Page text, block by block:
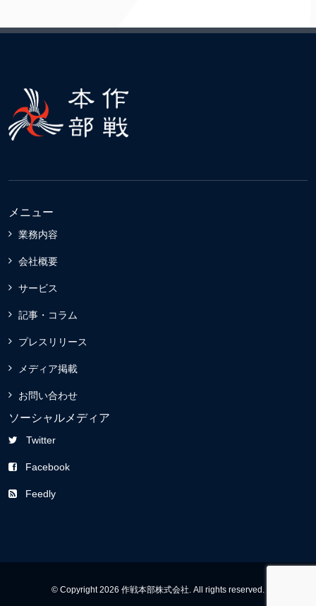
メニュー
業務内容
会社概要
サービス
記事・コラム
プレスリリース
メディア掲載
お問い合わせ
ソーシャルメディア
Twitter
Facebook
Feedly
© Copyright 2026 作戦本部株式会社. All rights reserved.